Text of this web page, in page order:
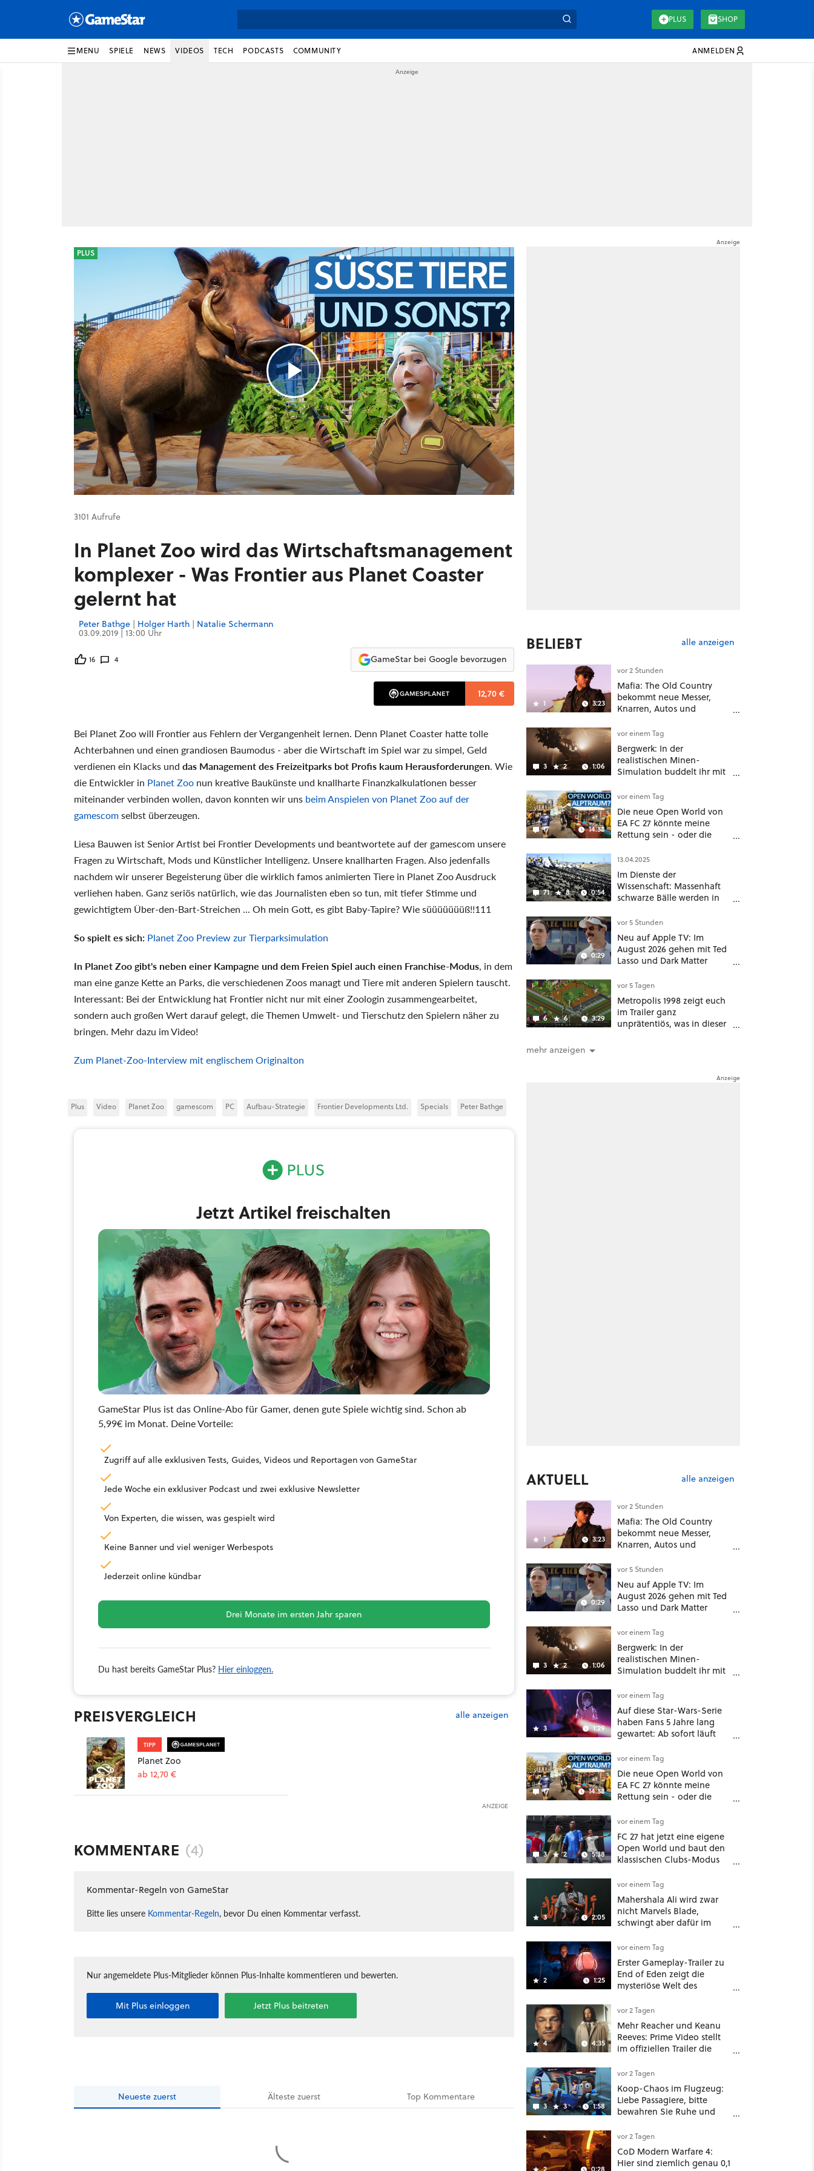
PLUS SHOP
MENU SPIELE NEWS VIDEOS TECH PODCASTS COMMUNITY ANMELDEN
PLUS
3101 Aufrufe
In Planet Zoo wird das Wirtschaftsmanagement
komplexer - Was Frontier aus Planet Coaster
gelernt hat
Peter Bathge | Holger Harth | Natalie Schermann
03.09.2019 | 13:00 Uhr
16 4 GameStar bei Google bevorzugen
12,70 €
Bei Planet Zoo will Frontier aus Fehlern der Vergangenheit lernen. Denn Planet Coaster hatte tolle
Achterbahnen und einen grandiosen Baumodus - aber die Wirtschaft im Spiel war zu simpel, Geld
verdienen ein Klacks und das Management des Freizeitparks bot Profis kaum Herausforderungen. Wie
die Entwickler in Planet Zoo nun kreative Baukünste und knallharte Finanzkalkulationen besser
miteinander verbinden wollen, davon konnten wir uns beim Anspielen von Planet Zoo auf der
gamescomselbst überzeugen.
Liesa Bauwen ist Senior Artist bei Frontier Developments und beantwortete auf der gamescom unsere
Fragen zu Wirtschaft, Mods und Künstlicher Intelligenz. Unsere knallharten Fragen. Also jedenfalls
nachdem wir unserer Begeisterung über die wirklich famos animierten Tiere in Planet Zoo Ausdruck
verliehen haben. Ganz seriös natürlich, wie das Journalisten eben so tun, mit tiefer Stimme und
gewichtigtem Über-den-Bart-Streichen ... Oh mein Gott, es gibt Baby-Tapire? Wie süüüüüüüß!!111
So spielt es sich: Planet Zoo Preview zur Tierparksimulation
In Planet Zoo gibt's neben einer Kampagne und dem Freien Spiel auch einen Franchise-Modus, in dem
man eine ganze Kette an Parks, die verschiedenen Zoos managt und Tiere mit anderen Spielern tauscht.
Interessant: Bei der Entwicklung hat Frontier nicht nur mit einer Zoologin zusammengearbeitet,
sondern auch großen Wert darauf gelegt, die Themen Umwelt- und Tierschutz den Spielern näher zu
bringen. Mehr dazu im Video!
Zum Planet-Zoo-Interview mit englischem Originalton
Plus Video Planet Zoo gamescom PC Aufbau-Strategie Frontier Developments Ltd. Specials Peter Bathge
Jetzt Artikel freischalten
GameStar Plus ist das Online-Abo für Gamer, denen gute Spiele wichtig sind. Schon ab
5,99€ im Monat. Deine Vorteile:
Zugriff auf alle exklusiven Tests, Guides, Videos und Reportagen von GameStar
Jede Woche ein exklusiver Podcast und zwei exklusive Newsletter
Von Experten, die wissen, was gespielt wird
Keine Banner und viel weniger Werbespots
Jederzeit online kündbar
Drei Monate im ersten Jahr sparen
Du hast bereits GameStar Plus? Hier einloggen.
PREISVERGLEICH alle anzeigen
TIPP
Planet Zoo
ab 12,70 €
ANZEIGE
KOMMENTARE (4)
Kommentar-Regeln von GameStar
Bitte lies unsere Kommentar-Regeln, bevor Du einen Kommentar verfasst.
Nur angemeldete Plus-Mitglieder können Plus-Inhalte kommentieren und bewerten.
Mit Plus einloggen Jetzt Plus beitreten
Neueste zuerst Ältestezuerst Top Kommentare
BELIEBT alle anzeigen
1 3:23
vor 2 Stunden
Mafia: The Old Country
bekommt neue Messer,
Knarren, Autos und
hat mehr dabei als nur
Story
3 2 1:06
vor einem Tag
Bergwerk: In der
realistischen Minen-
Simulation buddelt ihr mit
möglichst vorsichtig Kohle
aus
17 14:38
vor einem Tag
Die neue Open World von
EA FC 27 könnte meine
Rettung sein - oder die
71 8 0:54
13.04.2025
Im Dienste der
Wissenschaft: Massenhaft
schwarze Bälle werden in
geschüttet
0:29
vor 5 Stunden
Neu auf Apple TV: Im
August 2026 gehen mit Ted
Lasso und Dark Matter
Highlights weiter
6 6 3:29
vor 5 Tagen
Metropolis 1998 zeigt euch
im Trailer ganz
unprätentiös, was in dieser
mehr anzeigen
AKTUELL alle anzeigen
1 3:23
vor 2 Stunden
Mafia: The Old Country
bekommt neue Messer,
Knarren, Autos und
hat mehr dabei als nur
Story
0:29
vor 5 Stunden
Neu auf Apple TV: Im
August 2026 gehen mit Ted
Lasso und Dark Matter
Highlights weiter
3 2 1:06
vor einem Tag
Bergwerk: In der
realistischen Minen-
Simulation buddelt ihr mit
möglichst vorsichtig Kohle
aus
3 1:29
vor einem Tag
Auf diese Star-Wars-Serie
haben Fans 5 Jahre lang
gewartet: Ab sofort läuft
Disney Plus
17 14:38
vor einem Tag
Die neue Open World von
EA FC 27 könnte meine
Rettung sein - oder die
3 2 5:38
vor einem Tag
FC 27 hat jetzt eine eigene
Open World und baut den
klassischen Clubs-Modus
Spieler-Sandbox aus
3 2:05
vor einem Tag
Mahershala Ali wird zwar
nicht Marvels Blade,
schwingt aber dafür im
Mother Your Mother Your
Mother das Schwert
2 1:25
vor einem Tag
Erster Gameplay-Trailer zu
End of Eden zeigt die
mysteriöse Welt des
4 4:35
vor 2 Tagen
Mehr Reacher und Keanu
Reeves: Prime Video stellt
im offiziellen Trailer die
August 2026 vor
3 3 1:58
vor 2 Tagen
Koop-Chaos im Flugzeug:
Liebe Passagiere, bitte
bewahren Sie Ruhe und
vor 2 Tagen
CoD Modern Warfare 4:
Hier sind ziemlich genau 0,1